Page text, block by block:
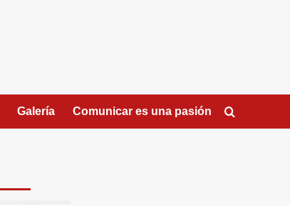
Galería Comunicar es una pasión